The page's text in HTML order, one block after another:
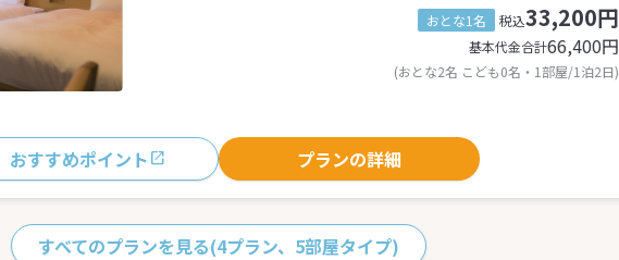
おとな1名 税込33,200円
基本代金合計66,400円
(おとな2名 こども0名・1部屋/1泊2日)
おすすめポイント プランの詳細
すべてのプランを見る(4プラン、5部屋タイプ)